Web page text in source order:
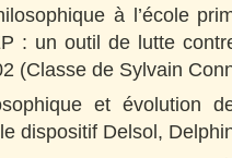
à l’école
: un outil de lutte
(Classe de Sylvain
et évolution
dispositif Delsol,